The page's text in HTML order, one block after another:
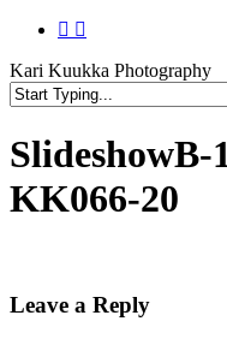
facebook
instagram
Kari Kuukka Photography
Search
KK066-20
Leave a Reply